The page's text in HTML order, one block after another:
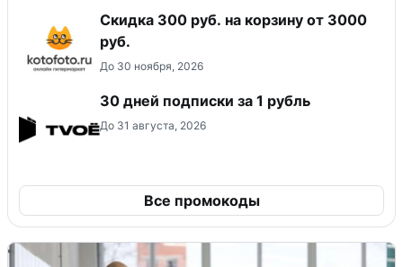
Скидка 300 руб. на корзину от 3000
руб.
До 30 ноября, 2026
30 дней подписки за 1 рубль
До 31 августа, 2026
Все промокоды